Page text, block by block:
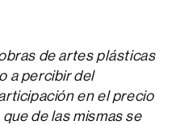
de artes plásticas
a percibir del
en el precio
de las mismas se